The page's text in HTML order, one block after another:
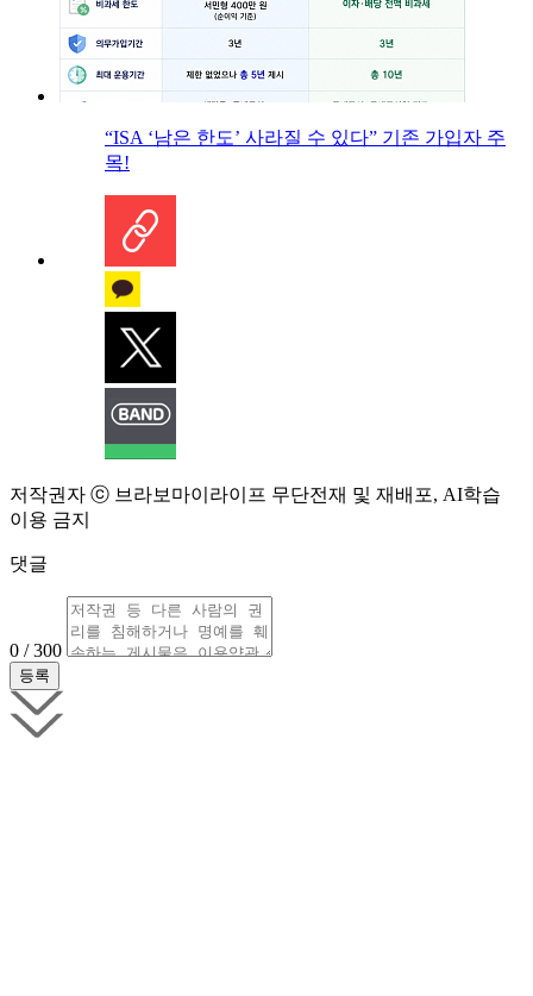
“ISA ‘남은 한도’ 사라질 수 있다” 기존 가입자 주
목!
저작권자 ⓒ 브라보마이라이프 무단전재 및 재배포, AI학습
이용 금지
댓글
0 / 300